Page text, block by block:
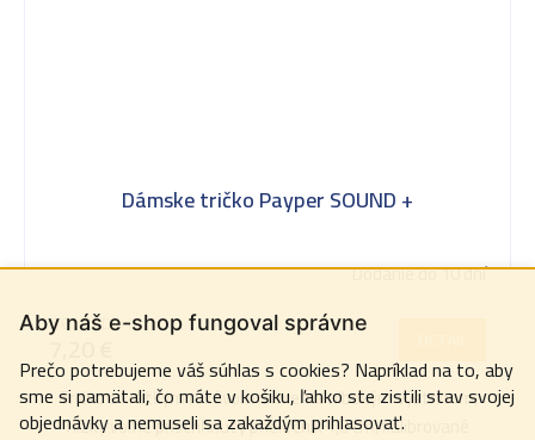
Aby náš e-shop fungoval správne
Prečo potrebujeme váš súhlas s cookies? Napríklad na to, aby
sme si pamätali, čo máte v košiku, ľahko ste zistili stav svojej
objednávky a nemuseli sa zakaždým prihlasovať.
Dámske tričko Payper SOUND +
Dodanie do 10 dní
6 € bez DPH
7,20 €
Tričko s krátkym rukávom s mierne hlbokým výstrihom,
nízky voľne pristrihnutý priekrčník 1,0 cm, kalibrované